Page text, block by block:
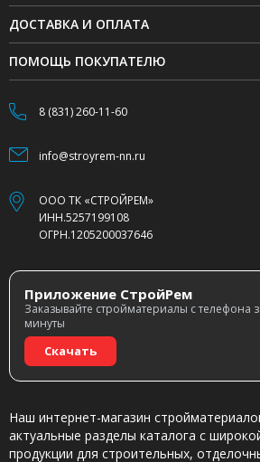
ДОСТАВКА И ОПЛАТА
ПОМОЩЬ ПОКУПАТЕЛЮ
8 (831) 260-11-60
info@stroyrem-nn.ru
ООО ТК «СТРОЙРЕМ»
ИНН.5257199108
ОГРН.1205200037646
Приложение СтройРем
Заказывайте стройматериалы с телефона
минуты
Скачать
Наш интернет-магазин
актуальные разделы каталога с
продукции для строительных,